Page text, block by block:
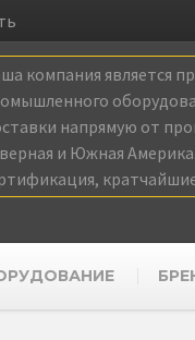
компания является
напрямую от
и Южная